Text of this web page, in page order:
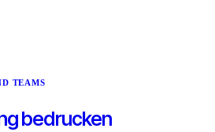
TEAMS
bedrucken